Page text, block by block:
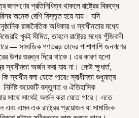
জনগণের প্রতিনিধিত্ব থাকলে রাষ্ট্রের বিরুদ্ধে
অনেক বেশি বিস্তৃত হয়ে যায়। যদি
রাজনৈতিক অধিকার ও স্বাধীনতার মধ্যে
খুবই সীমিত, তাহলে রাষ্ট্রের মধ্যে পুঁজিবাদী
— সামাজিক গণতন্ত্র তাদের পাশাপাশি জনগণের
উপর গুরুত্ব দিয়ে থাকে। এর কারণ হলো
স্বাধীনতা অর্জন করা যায় না। কেউ ক্ষুধার্ত,
স্বাধীন বলা যেতে পারে? স্বাধীনতা শুধুমাত্র
কয়েকটি বস্তুগত ও ঐতিহাসিক
সাথে সাথেই অর্জন করা যেতে পারে। এতে
এবং এমন এক রাষ্ট্রের প্রয়োজন যা সামাজিক